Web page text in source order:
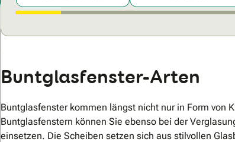
Buntglasfenster-Arten
Buntglasfenster kommen längst nicht nur in Form von
Buntglasfenstern können Sie ebenso bei der
einsetzen. Die Scheiben setzen sich aus stilvollen